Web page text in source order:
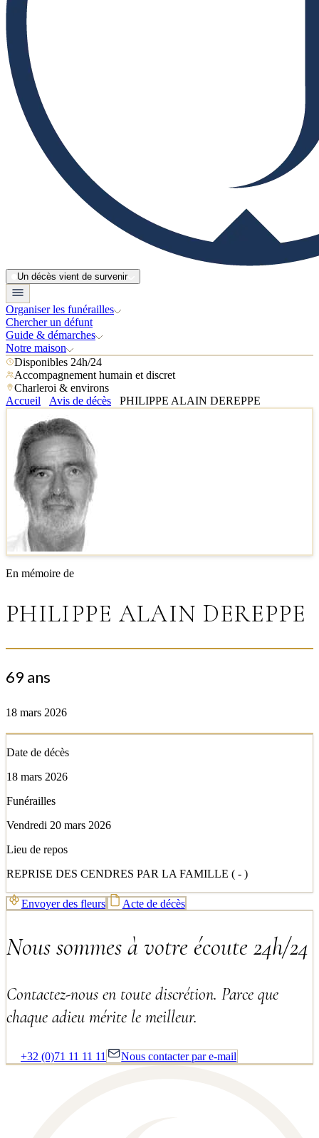
Un décès vient de survenir
Organiser les funérailles
Chercher un défunt
Guide & démarches
Notre maison
Disponibles 24h/24
Accompagnement humain et discret
Charleroi & environs
Accueil
Avis de décès PHILIPPE ALAIN DEREPPE
En mémoire de
PHILIPPE ALAIN DEREPPE
69 ans
18 mars 2026
Date de décès
18 mars 2026
Funérailles
Vendredi 20 mars 2026
Lieu de repos
REPRISE DES CENDRES PAR LA FAMILLE ( - )
Envoyer des fleurs Acte de décès
Nous sommes à votre écoute 24h/24
Contactez-nous en toute discrétion. Parce que
chaque adieu mérite le meilleur.
+32 (0)71 11 11 11 Nous contacter par e-mail